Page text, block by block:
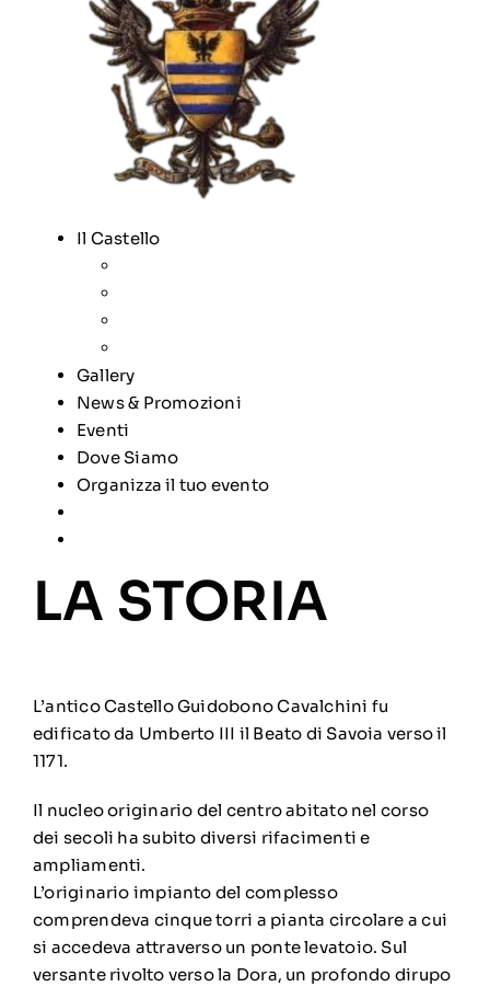
Il Castello
Gallery
News & Promozioni
Eventi
Dove Siamo
Organizza il tuo evento
LA STORIA
L’antico Castello Guidobono Cavalchini fu
edificato da Umberto III il Beato di Savoia verso il
1171.
Il nucleo originario del centro abitato nel corso
dei secoli ha subito diversi rifacimenti e
ampliamenti.
L’originario impianto del complesso
comprendeva cinque torri a pianta circolare a cui
si accedeva attraverso un ponte levatoio. Sul
versante rivolto verso la Dora, un profondo dirupo